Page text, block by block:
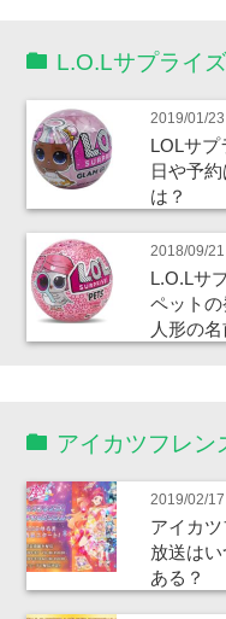
L.O.Lサプライ
2019/01/23
LOLサ
日や予
は？
2018/09/21
L.O.Lサ
ペット
人形の
アイカツフレン
2019/02/17
アイカ
放送は
ある？